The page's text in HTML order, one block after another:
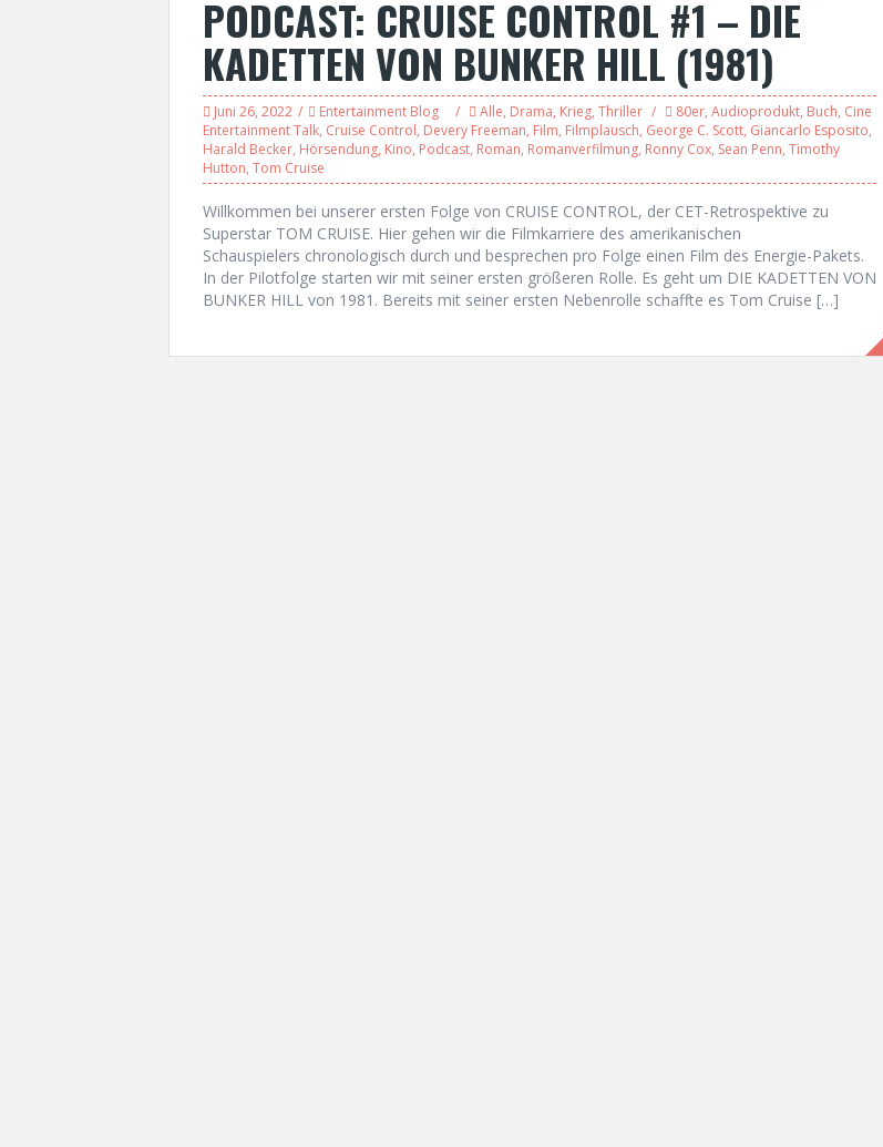
PODCAST: CRUISE CONTROL #1 – DIE
KADETTEN VON BUNKER HILL (1981)
Juni 26, 2022 Entertainment Blog Alle, Drama, Krieg, Thriller 80er, Audioprodukt, Buch, Cine
Entertainment Talk, Cruise Control, Devery Freeman, Film, Filmplausch, George C. Scott, Giancarlo Esposito,
Harald Becker, Hörsendung, Kino, Podcast, Roman, Romanverfilmung, Ronny Cox, Sean Penn, Timothy
Hutton, Tom Cruise
Willkommen bei unserer ersten Folge von CRUISE CONTROL, der CET-Retrospektive zu
Superstar TOM CRUISE. Hier gehen wir die Filmkarriere des amerikanischen
Schauspielers chronologisch durch und besprechen pro Folge einen Film des Energie-Pakets.
In der Pilotfolge starten wir mit seiner ersten größeren Rolle. Es geht um DIE KADETTEN VON
BUNKER HILL von 1981. Bereits mit seiner ersten Nebenrolle schaffte es Tom Cruise […]